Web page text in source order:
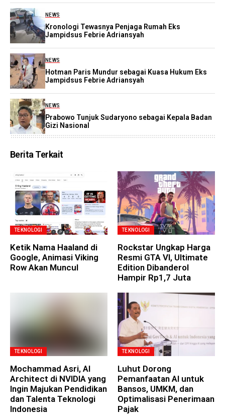
NEWS
Kronologi Tewasnya Penjaga Rumah Eks
Jampidsus Febrie Adriansyah
NEWS
Hotman Paris Mundur sebagai Kuasa Hukum Eks
Jampidsus Febrie Adriansyah
NEWS
Prabowo Tunjuk Sudaryono sebagai Kepala Badan
Gizi Nasional
Berita Terkait
TEKNOLOGI
Ketik Nama Haaland di
Google, Animasi Viking
Row Akan Muncul
TEKNOLOGI
Rockstar Ungkap Harga
Resmi GTA VI, Ultimate
Edition Dibanderol
Hampir Rp1,7 Juta
TEKNOLOGI
Mochammad Asri, AI
Architect di NVIDIA yang
Ingin Majukan Pendidikan
dan Talenta Teknologi
Indonesia
TEKNOLOGI
Luhut Dorong
Pemanfaatan AI untuk
Bansos, UMKM, dan
Optimalisasi Penerimaan
Pajak